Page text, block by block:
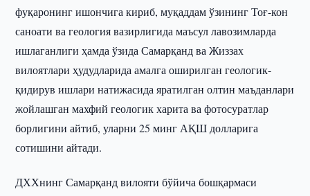
фуқаронинг ишончига кириб, муқаддам ўзининг Тоғ-кон
саноати ва геология вазирлигида маъсул лавозимларда
ишлаганлиги ҳамда ўзида Самарқанд ва Жиззах
вилоятлари ҳудудларида амалга оширилган геологик-
қидирув ишлари натижасида яратилган олтин маъданлари
жойлашган махфий геологик харита ва фотосуратлар
борлигини айтиб, уларни 25 минг АҚШ долларига
сотишини айтади.
ДХХнинг Самарқанд вилояти бўйича бошқармаси